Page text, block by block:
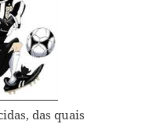
das quais